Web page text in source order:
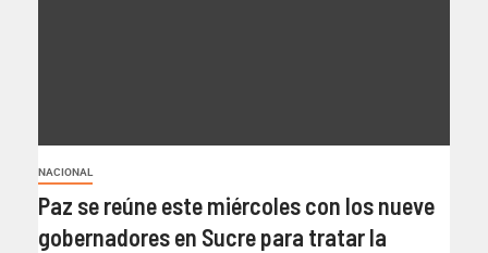
NACIONAL
Paz se reúne este miércoles con los nueve
gobernadores en Sucre para tratar la